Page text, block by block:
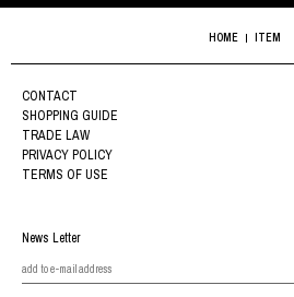
HOME ITEM
CONTACT
SHOPPING GUIDE
TRADE LAW
PRIVACY POLICY
TERMS OF USE
News Letter